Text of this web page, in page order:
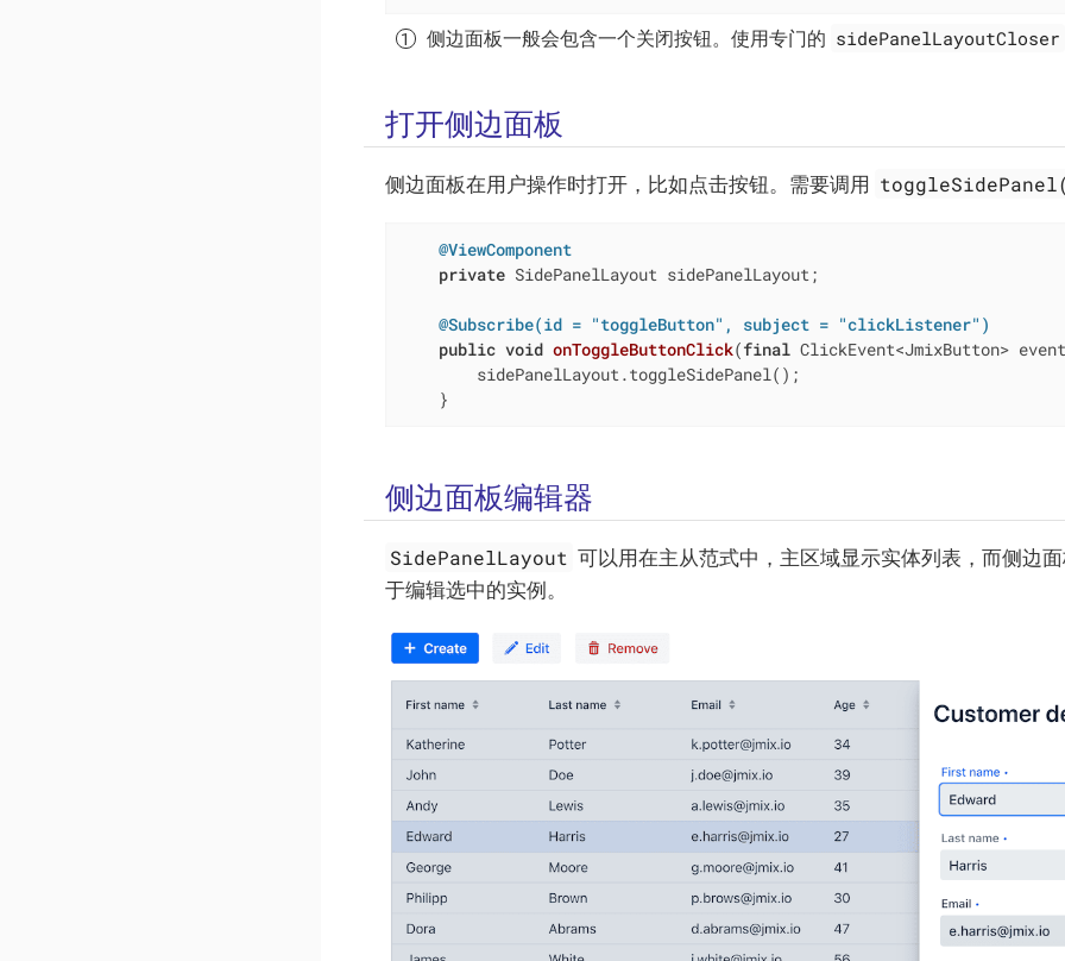
侧边面板一般会包含一个关闭按钮。使用专门的 sidePanelLayoutCloser
打开侧边面板
侧边面板在用户操作时打开，比如点击按钮。需要调用
@ViewComponent
private SidePanelLayout sidePanelLayout;
@Subscribe(id = "toggleButton", subject = "clickListener")
public void onToggleButtonClick(final ClickEvent<JmixButton>
        sidePanelLayout.toggleSidePanel();
    }
侧边面板编辑器
SidePanelLayout 可以用在主从范式中，主区域显示实体列表，而侧边面
于编辑选中的实例。